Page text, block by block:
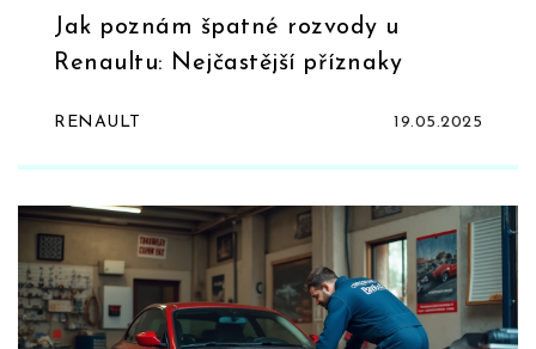
Jak poznám špatné rozvody u
Renaultu: Nejčastější příznaky
RENAULT 19.05.2025